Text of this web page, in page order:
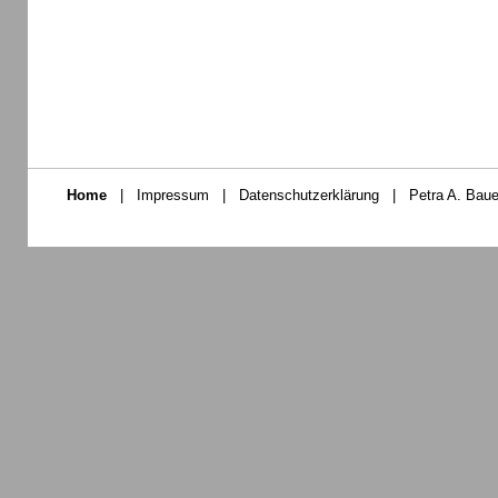
Home | Impressum | Datenschutzerklärung | Petra A.